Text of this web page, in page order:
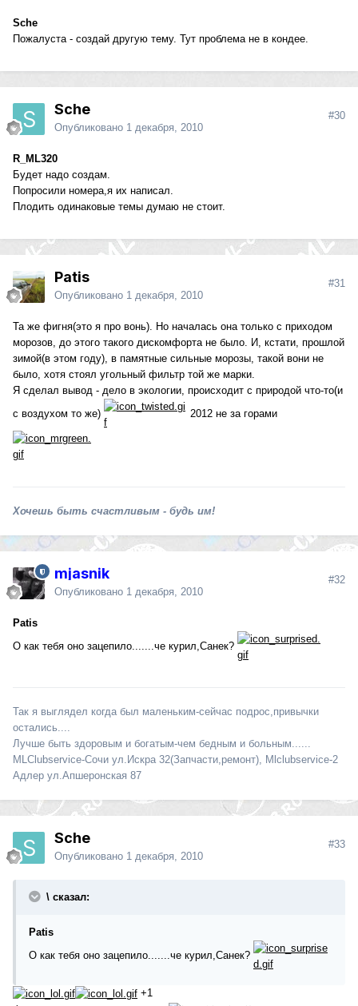
Sche
Пожалуста - создай другую тему. Тут проблема не в кондее.
Sche
Опубликовано 1 декабря, 2010
#30
R_ML320
Будет надо создам.
Попросили номера,я их написал.
Плодить одинаковые темы думаю не стоит.
Patis
Опубликовано 1 декабря, 2010
#31
Та же фигня(это я про вонь). Но началась она только с приходом
морозов, до этого такого дискомфорта не было. И, кстати, прошлой
зимой(в этом году), в памятные сильные морозы, такой вони не
было, хотя стоял угольный фильтр той же марки.
Я сделал вывод - дело в экологии, происходит с природой что-то(и
с воздухом то же)
2012 не за горами
Хочешь быть счастливым - будь им!
mjasnik
Опубликовано 1 декабря, 2010
#32
Patis
О как тебя оно зацепило.......че курил,Санек?
Так я выглядел когда был маленьким-сейчас подрос,привычки
остались....
Лучше быть здоровым и богатым-чем бедным и больным......
MLClubservice-Сочи ул.Искра 32(Запчасти,ремонт), Mlclubservice-2
Адлер ул.Апшеронская 87
Sche
Опубликовано 1 декабря, 2010
#33
\ сказал:
Patis
О как тебя оно зацепило.......че курил,Санек?
+1